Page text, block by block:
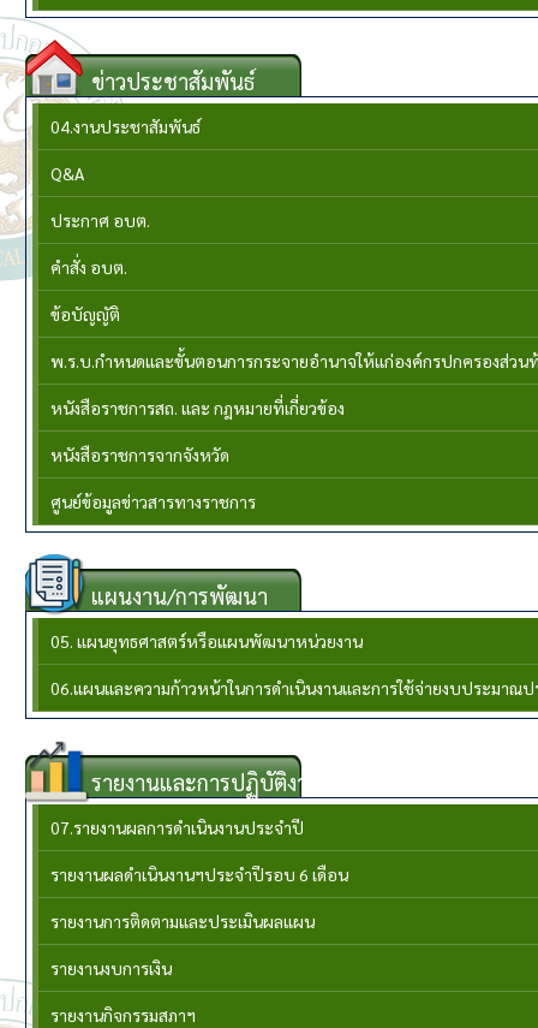
ข่าวประชาสัมพันธ์
04.งานประชาสัมพันธ์
Q&A
ประกาศ อบต.
คำสั่ง อบต.
ข้อบัญญัติ
พ.ร.บ.กำหนดและขั้นตอนการกระจายอำนาจให้แก่องค์กรปกครองส่ว
หนังสือราชการสถ. และ กฎหมายที่เกี่ยวข้อง
หนังสือราชการจากจังหวัด
ศูนย์ข้อมูลข่าวสารทางราชการ
แผนงาน/การพัฒนา
05. แผนยุทธศาสตร์หรือแผนพัฒนาหน่วยงาน
06.แผนและความก้าวหน้าในการดำเนินงานและการใช้จ่ายงบประมาณ
รายงานและการปฏิบัติงาน
07.รายงานผลการดำเนินงานประจำปี
รายงานผลดำเนินงานฯประจำปีรอบ 6 เดือน
รายงานการติดตามและประเมินผลแผน
รายงานงบการเงิน
รายงานกิจกรรมสภาฯ